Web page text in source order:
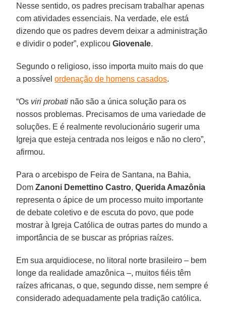
Nesse sentido, os padres precisam trabalhar apenas
com atividades essenciais. Na verdade, ele está
dizendo que os padres devem deixar a administração
e dividir o poder”, explicouGiovenale.
Segundo o religioso, isso importa muito mais do que
a possívelordenação de homens casados.
“Os viri probati não são a única solução para os
nossos problemas. Precisamos de uma variedade de
soluções. E é realmente revolucionário sugerir uma
Igreja que esteja centrada nos leigos e não no clero”,
afirmou.
Para o arcebispo de Feira de Santana, na Bahia,
DomZanoni Demettino Castro,Querida Amazônia
representa o ápice de um processo muito importante
de debate coletivo e de escuta do povo, que pode
mostrar à Igreja Católica de outras partes do mundo a
importância de se buscar as próprias raízes.
Em sua arquidiocese, no litoral norte brasileiro – bem
longe da realidade amazônica –, muitos fiéis têm
raízes africanas, o que, segundo disse, nem sempre é
considerado adequadamente pela tradição católica.